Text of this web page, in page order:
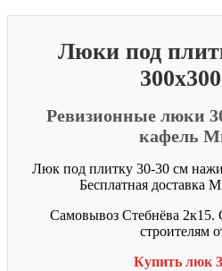
Люки под
Ревизионные люки
кафель
Люк под плитку 30-30 см
Бесплатная доставка
Самовывоз Стебнёва 2к15.
строителям
Купить люк